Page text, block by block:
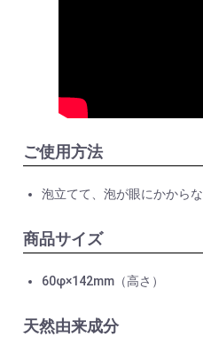
ご使用方法
泡立てて、泡が眼にかから
商品サイズ
60φ×142mm（高さ）
天然由来成分